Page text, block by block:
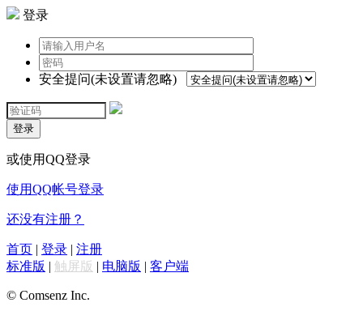
登录
安全提问(未设置请忽略)
登录
或使用QQ登录
使用QQ帐号登录
还没有注册？
首页 | 登录 | 注册
标准版 | 触屏版 | 电脑版 | 客户端
© Comsenz Inc.